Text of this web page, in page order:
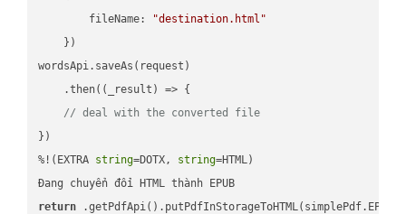
fileName:
"destination.html"
    })
wordsApi.saveAs(request)
    .then(
( _result ) => {
// deal with the converted file
})
%!(EXTRA string=DOTX, string=HTML)
return